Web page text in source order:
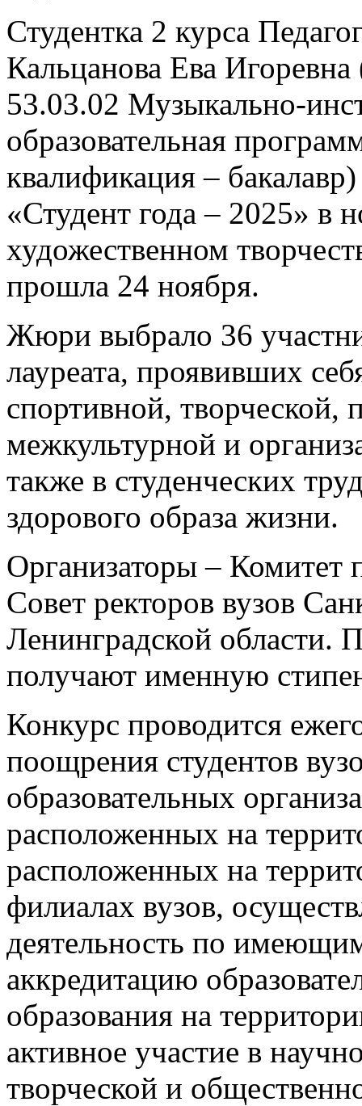
Студентка 2 курса
Кальцанова Ева Игоревна
53.03.02 Музыкально-
образовательная
квалификация –
«Студент года – 2025»
художественном
прошла 24 ноября.
Жюри выбрало 36
лауреата, проявивших
спортивной, творческой,
межкультурной и
также в студенческих
здорового образа жизни.
Организаторы – Комитет
Совет ректоров вузов
Ленинградской области.
получают именную
Конкурс проводится
поощрения студентов
образовательных
расположенных на
расположенных на
филиалах вузов,
деятельность по
аккредитацию
образования на
активное участие в
творческой и